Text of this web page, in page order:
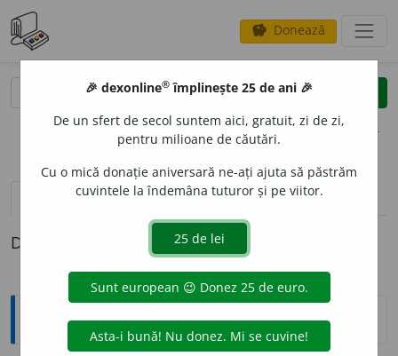
savings Donează
clear
opțiuni
definiții (1) pronunțievolume_up (45)
Definiția cu ID-ul 860994:
Explicative DEX
🎉 dexonline® împlinește 25 de ani 🎉
De un sfert de secol suntem aici, gratuit, zi de zi,
pentru milioane de căutări.
Cu o mică donație aniversară ne-ați ajuta să păstrăm
cuvintele la îndemâna tuturor și pe viitor.